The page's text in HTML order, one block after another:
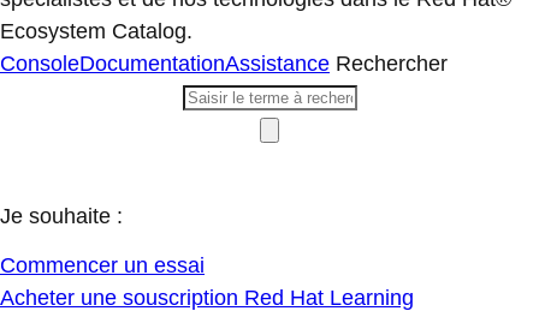
Ecosystem Catalog.
ConsoleDocumentationAssistance Rechercher
Je souhaite :
Commencer un essai
Acheter une souscription Red Hat Learning